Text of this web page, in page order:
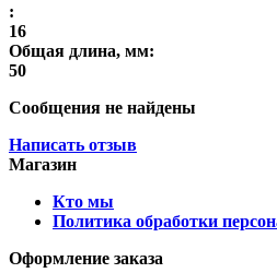
:
16
Общая длина, мм:
50
Сообщения не найдены
Написать отзыв
Магазин
Кто мы
Политика обработки
Оформление заказа